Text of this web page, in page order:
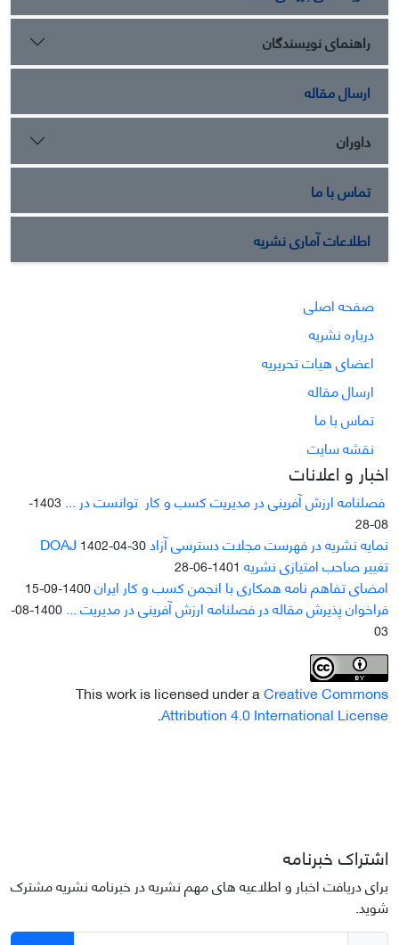
راهنمای نویسندگان
ارسال مقاله
داوران
تماس با ما
اطلاعات آماری نشریه
صفحه اصلی
درباره نشریه
اعضای هیات تحریریه
ارسال مقاله
تماس با ما
نقشه سایت
اخبار و اعلانات
فصلنامه ارزش آفرینی در مدیریت کسب و کار توانست در ...
1403-
08-28
نمایه نشریه در فهرست مجلات دسترسی آزاد DOAJ1402-04-30
تغییر صاحب امتیازی نشریه 1401-06-28
امضای تفاهم نامه همکاری با انجمن کسب و کار ایران1400-09-15
فراخوان پذیرش مقاله در فصلنامه ارزش آفرینی در مدیریت ...
1400-08-
03
This work is licensed under aCreative Commons
Attribution 4.0 International License
.
اشتراک خبرنامه
برای دریافت اخبار و اطلاعیه های مهم نشریه در خبرنامه نشریه مشترک
شوید.